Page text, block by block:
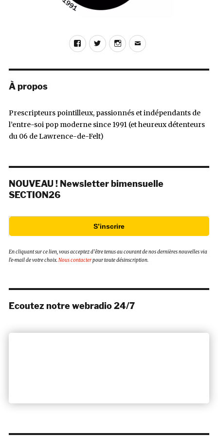
FacebookTwitterInstagram
E-
À propos
Prescripteurs pointilleux, passionnés et indépendants de
l’entre-soi pop moderne since 1991 (et heureux détenteurs
du 06 de Lawrence-de-Felt)
NOUVEAU ! Newsletter bimensuelle
SECTION26
S’inscrire
En cliquant sur ce lien, vous acceptez d’être tenus au courant de nos dernières nouvelles via
l’e-mail de votre choix.Nous contacterpour toute désinscription.
Ecoutez notre webradio 24/7